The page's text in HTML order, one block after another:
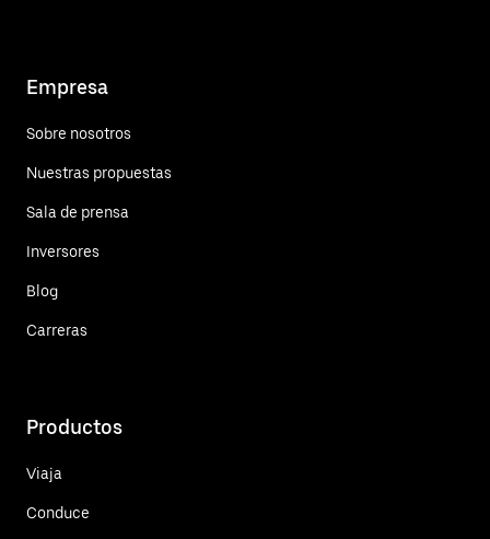
Empresa
Sobre nosotros
Nuestras propuestas
Sala de prensa
Inversores
Blog
Carreras
Productos
Viaja
Conduce